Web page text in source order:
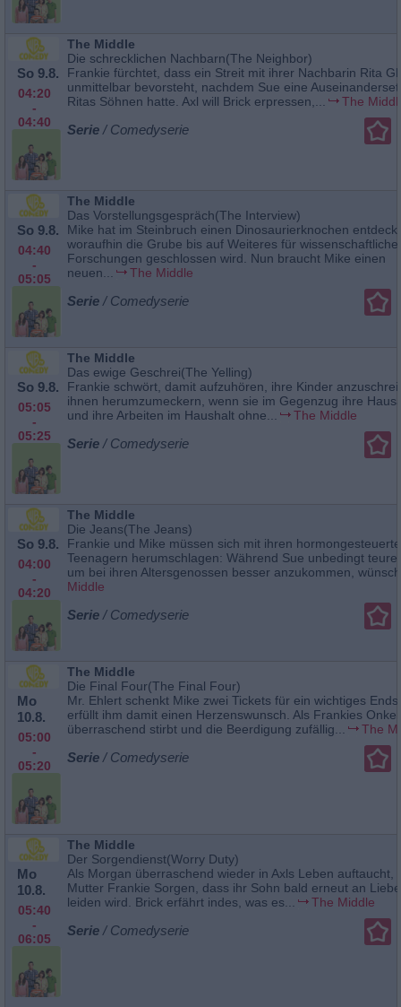
So 9.8.
04:20
-
04:40
The Middle
Die schrecklichen Nachbarn(The Neighbor)
Frankie fürchtet, dass ein Streit mit ihrer Nachbarin Rita
unmittelbar bevorsteht, nachdem Sue eine
Ritas Söhnen hatte. Axl will Brick erpressen,...
The
Serie / Comedyserie
So 9.8.
04:40
-
05:05
The Middle
Das Vorstellungsgespräch(The Interview)
Mike hat im Steinbruch einen Dinosaurierknochen
woraufhin die Grube bis auf Weiteres für wissenschaftliche
Forschungen geschlossen wird. Nun braucht Mike einen
neuen...
The Middle
Serie / Comedyserie
So 9.8.
05:05
-
05:25
The Middle
Das ewige Geschrei(The Yelling)
Frankie schwört, damit aufzuhören, ihre Kinder
ihnen herumzumeckern, wenn sie im Gegenzug ihre
und ihre Arbeiten im Haushalt ohne...
The Middle
Serie / Comedyserie
So 9.8.
04:00
-
04:20
The Middle
Die Jeans(The Jeans)
Frankie und Mike müssen sich mit ihren
Teenagern herumschlagen: Während Sue unbedingt teure
um bei ihren Altersgenossen besser anzukommen,
Middle
Serie / Comedyserie
Mo
10.8.
05:00
-
05:20
The Middle
Die Final Four(The Final Four)
Mr. Ehlert schenkt Mike zwei Tickets für ein wichtiges
erfüllt ihm damit einen Herzenswunsch. Als Frankies Onkel
überraschend stirbt und die Beerdigung zufällig...
The
Serie / Comedyserie
Mo
10.8.
05:40
-
06:05
The Middle
Der Sorgendienst(Worry Duty)
Als Morgan überraschend wieder in Axls Leben auftaucht,
Mutter Frankie Sorgen, dass ihr Sohn bald erneut an
leiden wird. Brick erfährt indes, was es...
The Middle
Serie / Comedyserie